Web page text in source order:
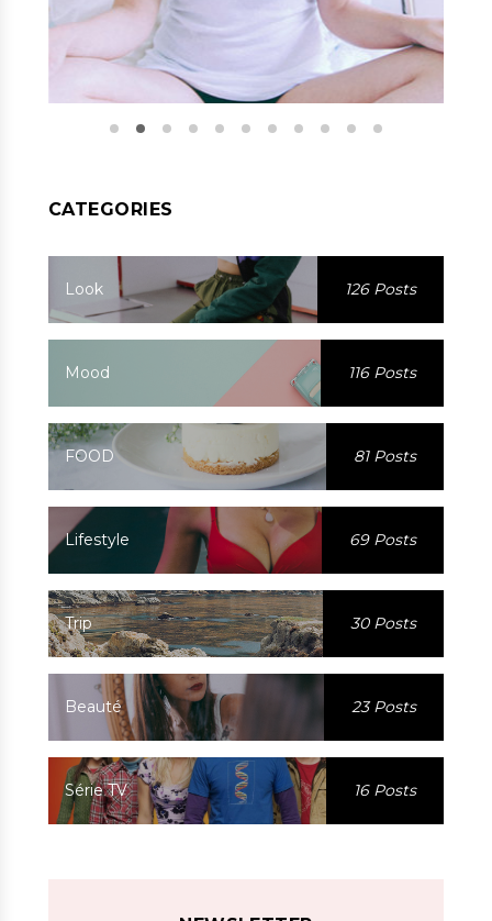
CATEGORIES
Look 126 Posts
Mood 116 Posts
FOOD 81 Posts
Lifestyle 69 Posts
Trip 30 Posts
Beauté 23 Posts
Série TV 16 Posts